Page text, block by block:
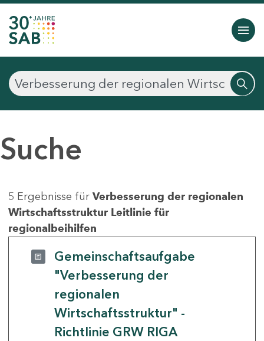
Suche
5 Ergebnisse für Verbesserung der regionalen
Wirtschaftsstruktur Leitlinie für
regionalbeihilfen
Gemeinschaftsaufgabe
"Verbesserung der
regionalen
Wirtschaftsstruktur" -
Richtlinie GRW RIGA